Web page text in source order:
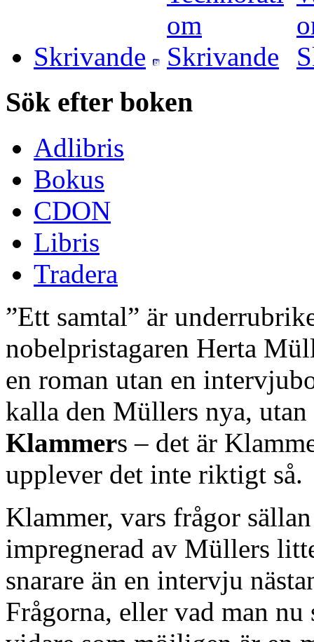
Skrivande
Sök efter boken
Adlibris
Bokus
CDON
Libris
Tradera
”Ett samtal” är
nobelpristagaren Herta
en roman utan en
kalla den Müllers nya,
Klammers – det är
upplever det inte riktigt så.
Klammer, vars frågor
impregnerad av Müllers
snarare än en intervju
Frågorna, eller vad man